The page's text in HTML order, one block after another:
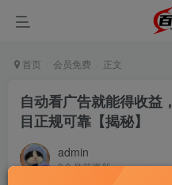
首页 会员免费 正文
自动看广告就能得收益
目正规可靠【揭秘】
admin
9个月前更新